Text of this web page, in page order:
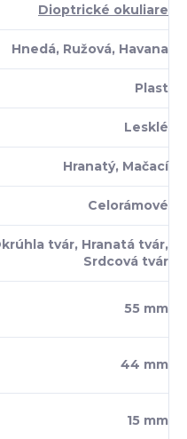
Dioptrické okuliare
Hnedá, Ružová, Havana
Plast
Lesklé
Hranatý, Mačací
Celorámové
tvár, Hranatá tvár,
Srdcová tvár
55 mm
44 mm
15 mm